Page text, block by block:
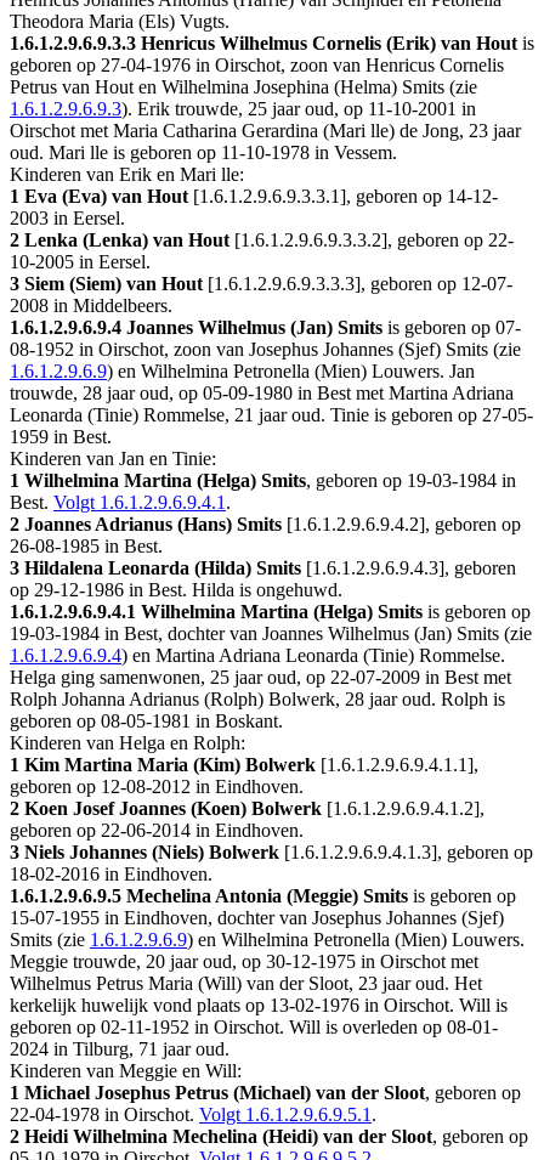
Theodora Maria (Els) Vugts.
1.6.1.2.9.6.9.3.3 Henricus Wilhelmus Cornelis (Erik) van Hout is
geboren op 27-04-1976 in Oirschot, zoon van Henricus Cornelis
Petrus van Hout en Wilhelmina Josephina (Helma) Smits (zie
1.6.1.2.9.6.9.3). Erik trouwde, 25 jaar oud, op 11-10-2001 in
Oirschot met Maria Catharina Gerardina (Mari lle) de Jong, 23 jaar
oud. Mari lle is geboren op 11-10-1978 in Vessem.
Kinderen van Erik en Mari lle:
1 Eva (Eva) van Hout [1.6.1.2.9.6.9.3.3.1], geboren op 14-12-
2003 in Eersel.
2 Lenka (Lenka) van Hout [1.6.1.2.9.6.9.3.3.2], geboren op 22-
10-2005 in Eersel.
3 Siem (Siem) van Hout [1.6.1.2.9.6.9.3.3.3], geboren op 12-07-
2008 in Middelbeers.
1.6.1.2.9.6.9.4 Joannes Wilhelmus (Jan) Smits is geboren op 07-
08-1952 in Oirschot, zoon van Josephus Johannes (Sjef) Smits (zie
1.6.1.2.9.6.9) en Wilhelmina Petronella (Mien) Louwers. Jan
trouwde, 28 jaar oud, op 05-09-1980 in Best met Martina Adriana
Leonarda (Tinie) Rommelse, 21 jaar oud. Tinie is geboren op 27-05-
1959 in Best.
Kinderen van Jan en Tinie:
1 Wilhelmina Martina (Helga) Smits, geboren op 19-03-1984 in
Best. Volgt 1.6.1.2.9.6.9.4.1 .
2 Joannes Adrianus (Hans) Smits [1.6.1.2.9.6.9.4.2], geboren op
26-08-1985 in Best.
3 Hildalena Leonarda (Hilda) Smits [1.6.1.2.9.6.9.4.3], geboren
op 29-12-1986 in Best. Hilda is ongehuwd.
1.6.1.2.9.6.9.4.1 Wilhelmina Martina (Helga) Smits is geboren op
19-03-1984 in Best, dochter van Joannes Wilhelmus (Jan) Smits (zie
1.6.1.2.9.6.9.4) en Martina Adriana Leonarda (Tinie) Rommelse.
Helga ging samenwonen, 25 jaar oud, op 22-07-2009 in Best met
Rolph Johanna Adrianus (Rolph) Bolwerk, 28 jaar oud. Rolph is
geboren op 08-05-1981 in Boskant.
Kinderen van Helga en Rolph:
1 Kim Martina Maria (Kim) Bolwerk [1.6.1.2.9.6.9.4.1.1],
geboren op 12-08-2012 in Eindhoven.
2 Koen Josef Joannes (Koen) Bolwerk [1.6.1.2.9.6.9.4.1.2],
geboren op 22-06-2014 in Eindhoven.
3 Niels Johannes (Niels) Bolwerk [1.6.1.2.9.6.9.4.1.3], geboren op
18-02-2016 in Eindhoven.
1.6.1.2.9.6.9.5 Mechelina Antonia (Meggie) Smits is geboren op
15-07-1955 in Eindhoven, dochter van Josephus Johannes (Sjef)
Smits (zie 1.6.1.2.9.6.9) en Wilhelmina Petronella (Mien) Louwers.
Meggie trouwde, 20 jaar oud, op 30-12-1975 in Oirschot met
Wilhelmus Petrus Maria (Will) van der Sloot, 23 jaar oud. Het
kerkelijk huwelijk vond plaats op 13-02-1976 in Oirschot. Will is
geboren op 02-11-1952 in Oirschot. Will is overleden op 08-01-
2024 in Tilburg, 71 jaar oud.
Kinderen van Meggie en Will:
1 Michael Josephus Petrus (Michael) van der Sloot, geboren op
22-04-1978 in Oirschot. Volgt 1.6.1.2.9.6.9.5.1 .
2 Heidi Wilhelmina Mechelina (Heidi) van der Sloot, geboren op